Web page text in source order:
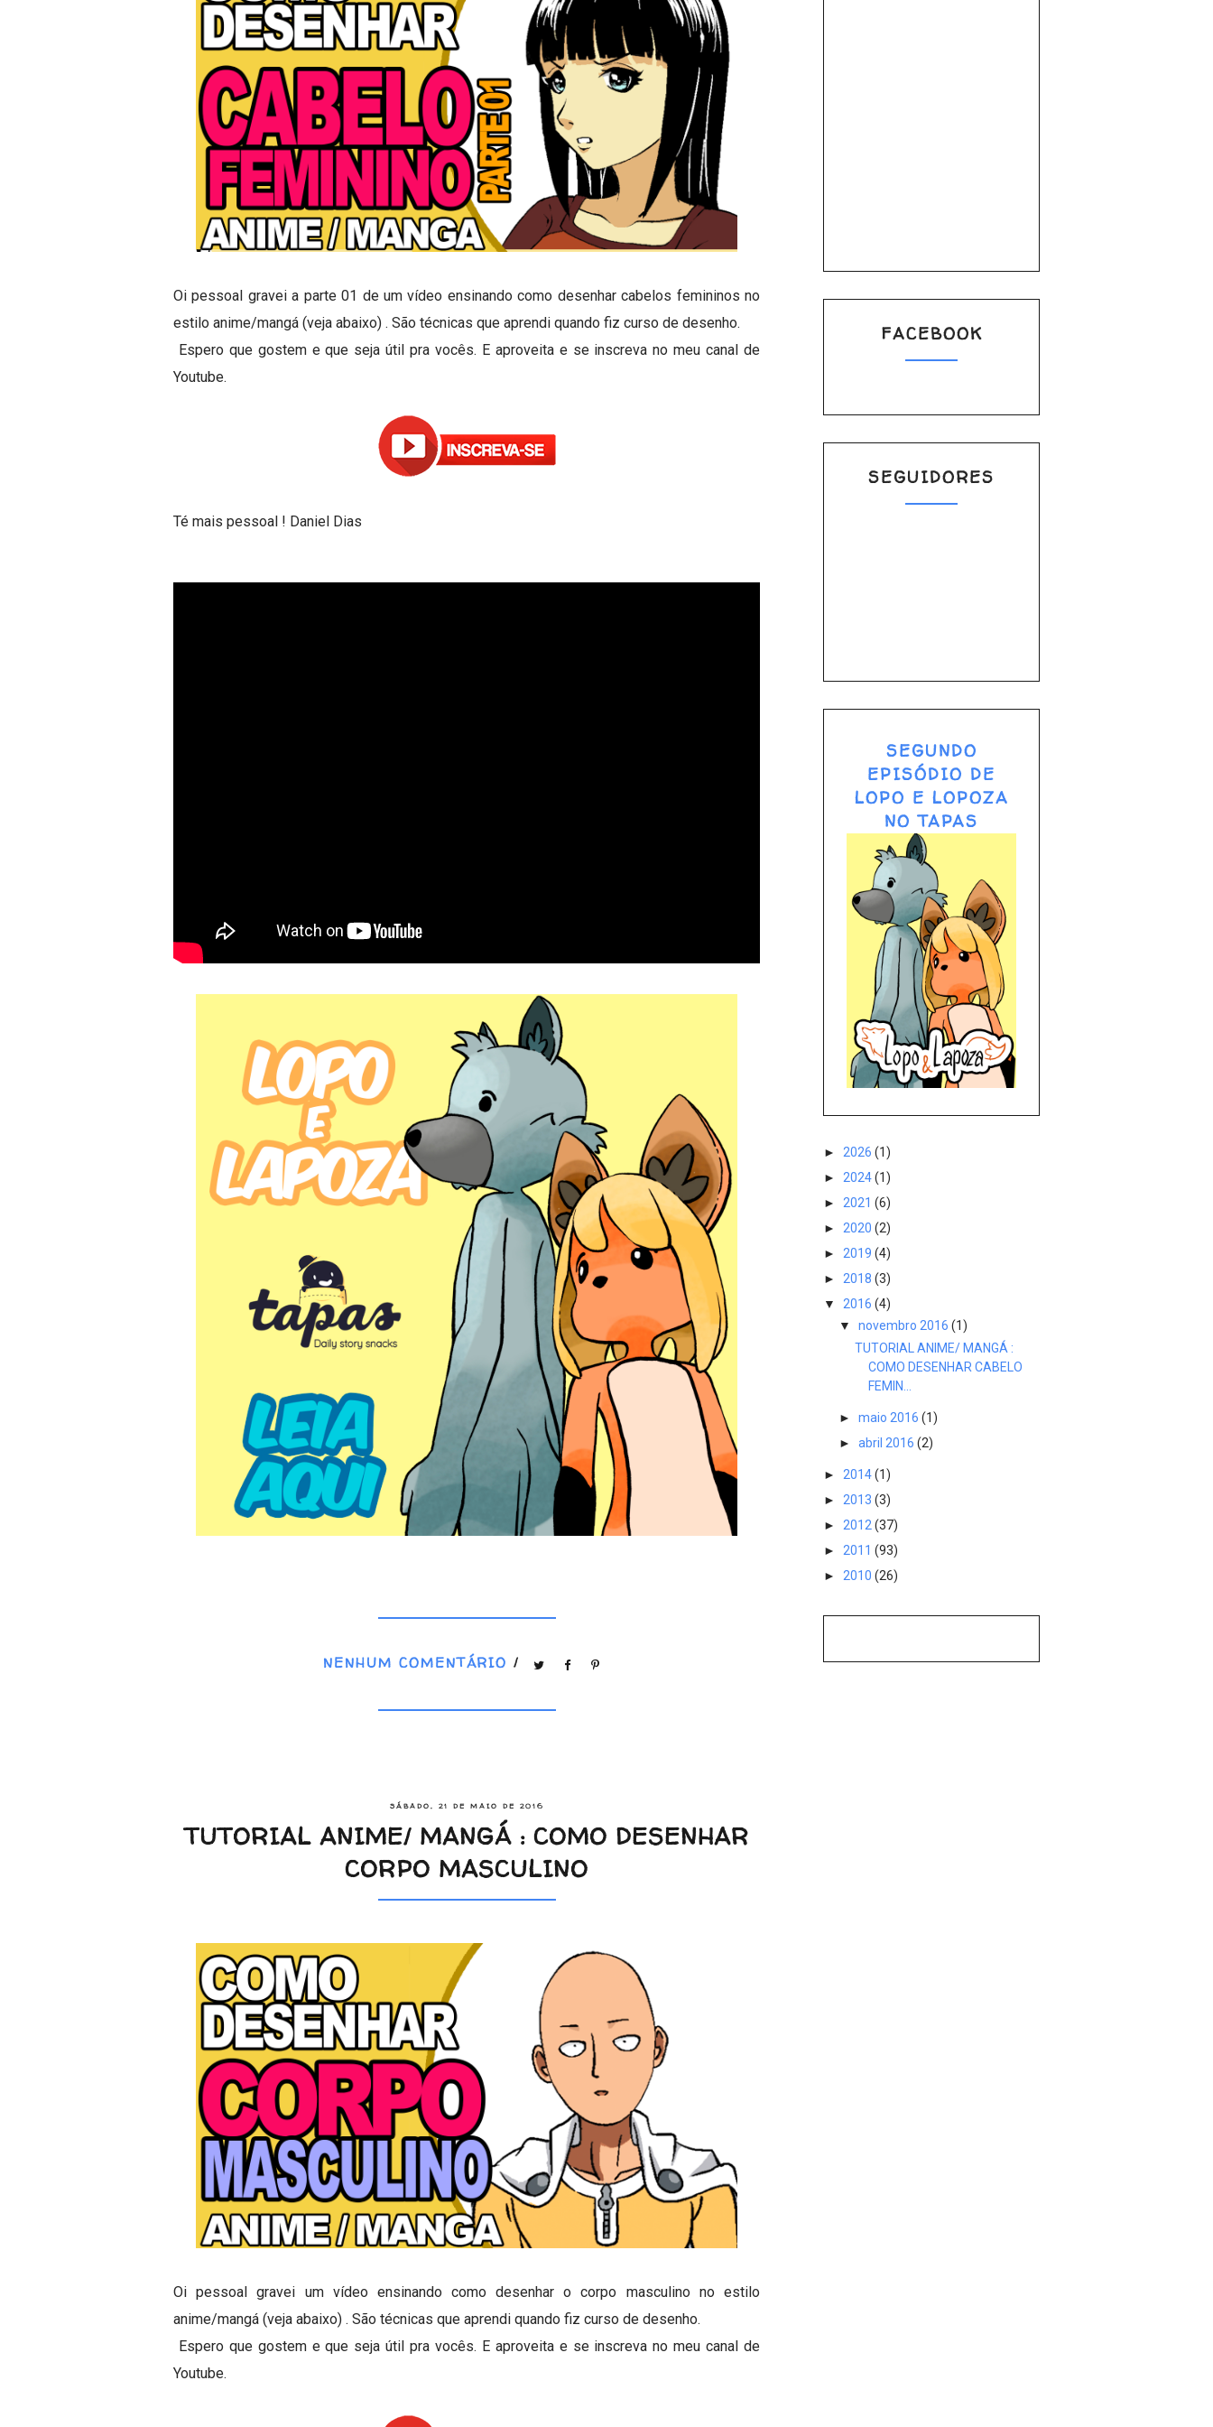
Oi pessoal gravei a parte 01 de um vídeo ensinando como desenhar cabelos femininos no
estilo anime/mangá (veja abaixo) . São técnicas que aprendi quando fiz curso de desenho.
Espero que gostem e que seja útil pra vocês. E aproveita e se inscreva no meu canal de
Youtube.
Té mais pessoal ! Daniel Dias
NENHUM COMENTÁRIO /
SÁBADO, 21 DE MAIO DE 2016
TUTORIAL ANIME/ MANGÁ : COMO DESENHAR
CORPO MASCULINO
Oi pessoal gravei um vídeo ensinando como desenhar o corpo masculino no estilo
anime/mangá (veja abaixo) . São técnicas que aprendi quando fiz curso de desenho.
Espero que gostem e que seja útil pra vocês. E aproveita e se inscreva no meu canal de
Youtube.
FACEBOOK
SEGUIDORES
SEGUNDO
EPISÓDIO DE
LOPO E LOPOZA
NO TAPAS
► 2026 (1)
► 2024(1)
► 2021 (6)
► 2020 (2)
► 2019 (4)
► 2018 (3)
▼ 2016 (4)
▼ novembro 2016 (1)
TUTORIAL ANIME/ MANGÁ :
COMO DESENHAR CABELO
FEMIN...
► maio 2016 (1)
► abril 2016 (2)
► 2014(1)
► 2013 (3)
► 2012 (37)
► 2011 (93)
► 2010 (26)